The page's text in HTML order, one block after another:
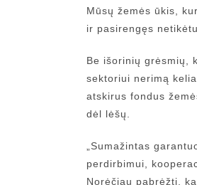
Mūsų žemės ūkis,
ir pasirengęs
Be išorinių grėsmių,
sektoriui nerimą
atskirus fondus
dėl lėšų.
„Sumažintas
perdirbimui,
Norėčiau pabrėžti,